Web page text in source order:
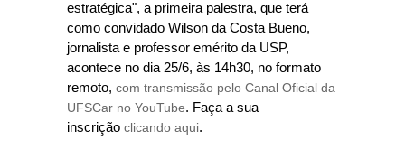
estratégica", a primeira palestra, que terá
como convidado Wilson da Costa Bueno,
jornalista e professor emérito da USP,
acontece no dia 25/6, às 14h30, no formato
remoto, com transmissão pelo Canal Oficial da
UFSCar no YouTube. Faça a sua
inscrição clicando aqui.